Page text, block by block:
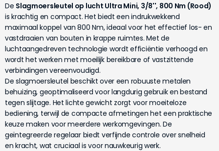
De Slagmoersleutel op lucht Ultra Mini, 3/8'', 800 Nm (Rood)
is krachtig en compact. Het biedt een indrukwekkend
maximaal koppel van 800 Nm, ideaal voor het effectief los- en
vastdraaien van bouten in krappe ruimtes. Met de
luchtaangedreven technologie wordt efficiëntie verhoogd en
wordt het werken met moeilijk bereikbare of vastzittende
verbindingen vereenvoudigd.
De slagmoersleutel beschikt over een robuuste metalen
behuizing, geoptimaliseerd voor langdurig gebruik en bestand
tegen slijtage. Het lichte gewicht zorgt voor moeiteloze
bediening, terwijl de compacte afmetingen het een praktische
keuze maken voor meerdere werkomgevingen. De
geïntegreerde regelaar biedt verfijnde controle over snelheid
en kracht, wat cruciaal is voor nauwkeurig werk.